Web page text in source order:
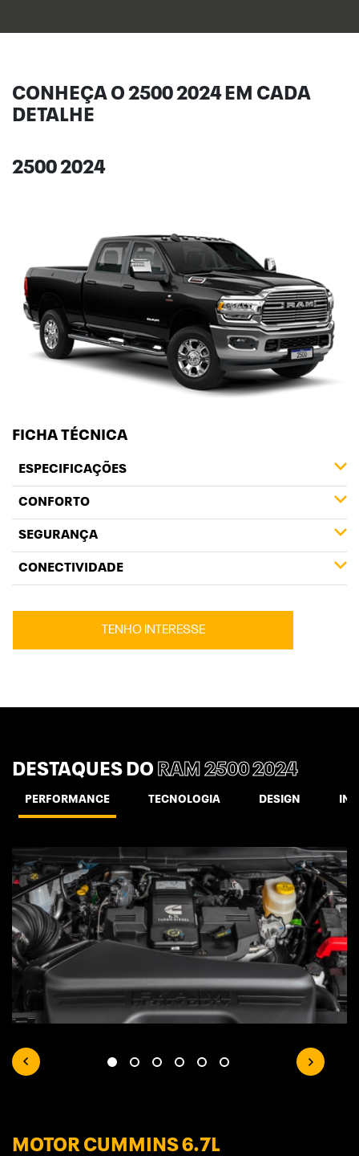
CONHEÇA O 2500 2024 EM CADA
DETALHE
2500 2024
FICHA TÉCNICA
ESPECIFICAÇÕES
CONFORTO
SEGURANÇA
CONECTIVIDADE
TENHO INTERESSE
DESTAQUES DO RAM 2500 2024
PERFORMANCE TECNOLOGIA DESIGN
MOTOR CUMMINS 6.7L